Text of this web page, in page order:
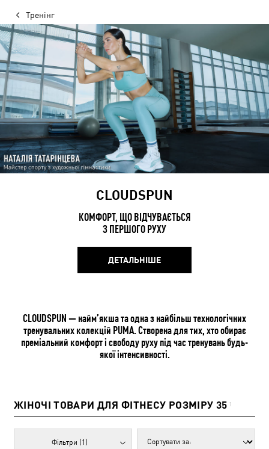
Тренінг
CLOUDSPUN
КОМФОРТ, ЩО ВІДЧУВАЄТЬСЯ
З ПЕРШОГО РУХУ
ДЕТАЛЬНІШЕ
CLOUDSPUN — найм’якша та одна з найбільш технологічних
тренувальних колекцій PUMA. Створена для тих, хто обирає
преміальний комфорт і свободу руху під час тренувань будь-
якої інтенсивності.
ЖІНОЧІ ТОВАРИ ДЛЯ ФІТНЕСУ РОЗМІРУ 35 1
Фільтри (1)